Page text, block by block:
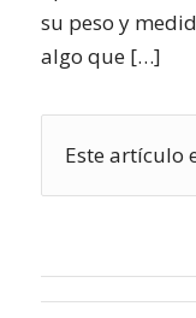
su peso y
algo que […]
Este artículo